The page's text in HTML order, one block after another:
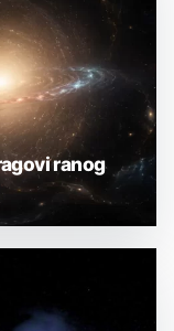
ranog